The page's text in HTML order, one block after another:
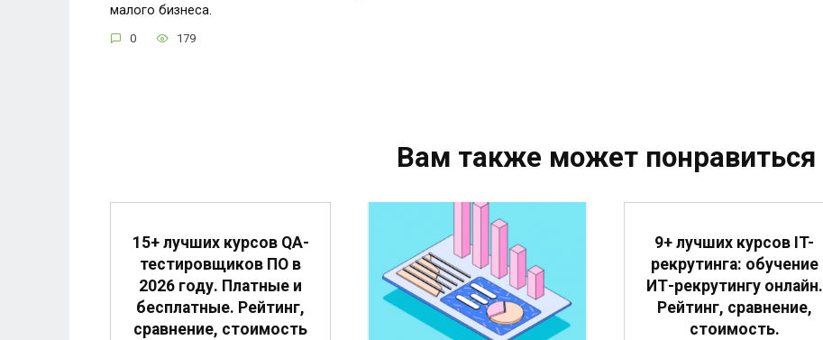
малого бизнеса.
0 179
Вам также может понравиться
15+ лучших курсов QA-
тестировщиков ПО в
2026 году. Платные и
бесплатные. Рейтинг,
сравнение, стоимость
9+ лучших курсов IT-
рекрутинга: обучение
ИТ-рекрутингу онлайн.
Рейтинг, сравнение,
стоимость.